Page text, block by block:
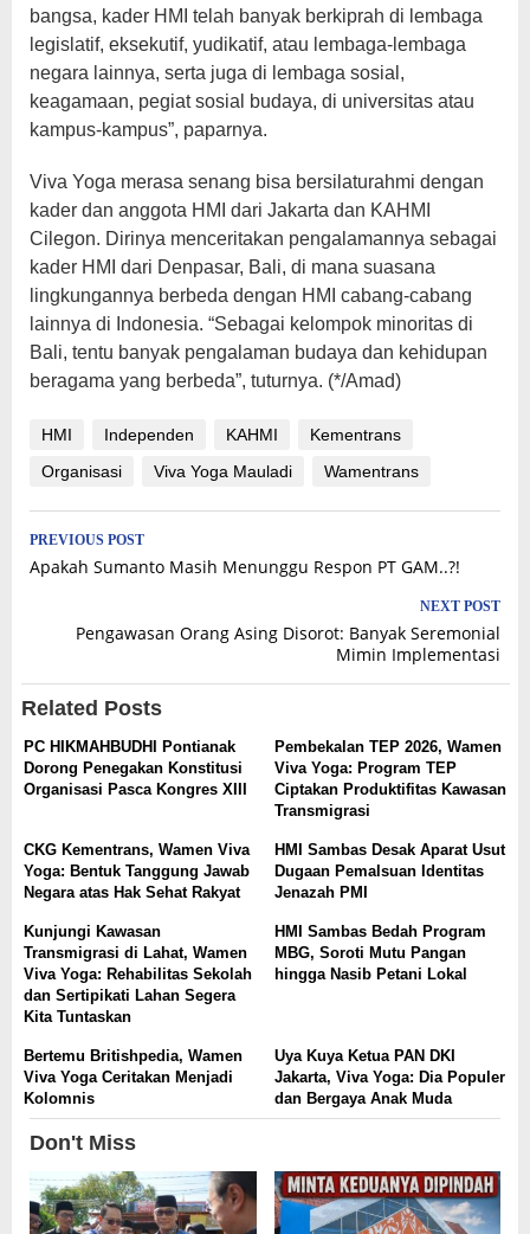
bangsa, kader HMI telah banyak berkiprah di lembaga
legislatif, eksekutif, yudikatif, atau lembaga-lembaga
negara lainnya, serta juga di lembaga sosial,
keagamaan, pegiat sosial budaya, di universitas atau
kampus-kampus”, paparnya.
Viva Yoga merasa senang bisa bersilaturahmi dengan
kader dan anggota HMI dari Jakarta dan KAHMI
Cilegon. Dirinya menceritakan pengalamannya sebagai
kader HMI dari Denpasar, Bali, di mana suasana
lingkungannya berbeda dengan HMI cabang-cabang
lainnya di Indonesia. “Sebagai kelompok minoritas di
Bali, tentu banyak pengalaman budaya dan kehidupan
beragama yang berbeda”, tuturnya. (*/Amad)
HMI Independen KAHMI
Kementrans
Organisasi
Viva Yoga Mauladi Wamentrans
Post
navigation
PREVIOUS POST
Apakah Sumanto Masih Menunggu Respon PT GAM..?!
NEXT POST
Pengawasan Orang Asing Disorot: Banyak Seremonial
Mimin Implementasi
Related Posts
PC HIKMAHBUDHI Pontianak
Dorong Penegakan Konstitusi
Organisasi Pasca Kongres XIII
Pembekalan TEP 2026, Wamen
Viva Yoga: Program TEP
Ciptakan Produktifitas Kawasan
Transmigrasi
CKG Kementrans, Wamen Viva
Yoga: Bentuk Tanggung Jawab
Negara atas Hak Sehat Rakyat
HMI Sambas Desak Aparat Usut
Dugaan Pemalsuan Identitas
Jenazah PMI
Kunjungi Kawasan
Transmigrasi di Lahat, Wamen
Viva Yoga: Rehabilitas Sekolah
dan Sertipikati Lahan Segera
Kita Tuntaskan
HMI Sambas Bedah Program
MBG, Soroti Mutu Pangan
hingga Nasib Petani Lokal
Bertemu Britishpedia, Wamen
Viva Yoga Ceritakan Menjadi
Kolomnis
Uya Kuya Ketua PAN DKI
Jakarta, Viva Yoga: Dia Populer
dan Bergaya Anak Muda
Don't Miss